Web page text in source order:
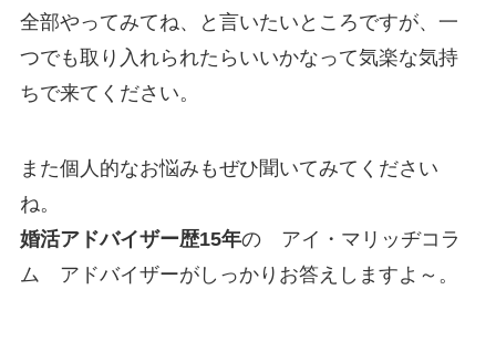
全部やってみてね、と言いたいところですが、一
つでも取り入れられたらいいかなって気楽な気持
ちで来てください。
また個人的なお悩みもぜひ聞いてみてください
ね。
婚活アドバイザー歴15年の アイ・マリッヂコラ
ム アドバイザーがしっかりお答えしますよ～。